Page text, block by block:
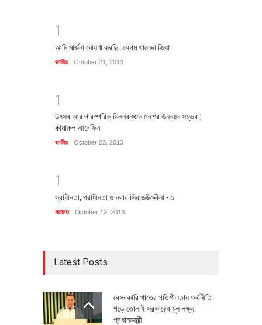
1
আমি মার্জনা ঘোষণা করছি : বেগম খালেদা জিয়া
জাতীয় October 21, 2013
1
উৎসব আর পারস্পরিক মিলনবন্ধনে দেশের উন্নয়ন সম্ভব :
কামারুল আরেফিন
জাতীয় October 23, 2013
1
স্বাধীনতা, পরাধীনতা ও নবাব সিরাজউদ্দৌলা - ১
মতামত October 12, 2013
Latest Posts
বেসরকারি খাতের গতিশীলতায় অর্থনীতি
গড়ে তোলাই সরকারের মূল লক্ষ্য:
প্রধানমন্ত্রী